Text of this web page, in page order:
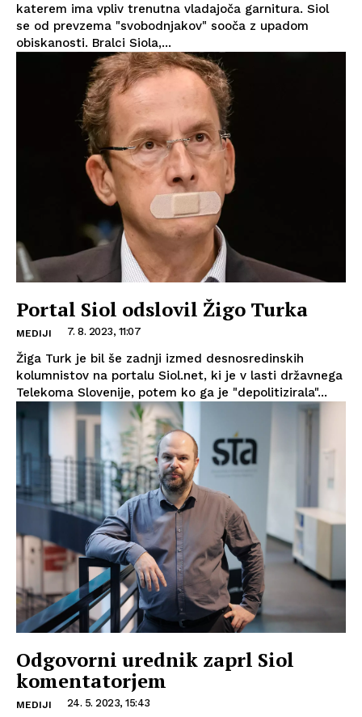
katerem ima vpliv trenutna vladajoča garnitura. Siol
se od prevzema "svobodnjakov" sooča z upadom
obiskanosti. Bralci Siola,...
Portal Siol odslovil Žigo Turka
MEDIJI 7. 8. 2023, 11:07
Žiga Turk je bil še zadnji izmed desnosredinskih
kolumnistov na portalu Siol.net, ki je v lasti državnega
Telekoma Slovenije, potem ko ga je "depolitizirala"...
Odgovorni urednik zaprl Siol
komentatorjem
MEDIJI 24. 5. 2023, 15:43